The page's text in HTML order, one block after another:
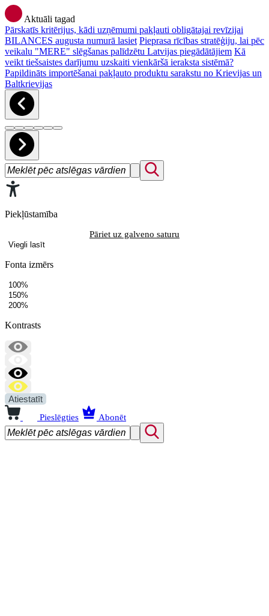
Aktuāli tagad
Pārskatīs kritērijus, kādi uzņēmumi pakļauti obligātajai revīzijai
BILANCES augusta numurā lasiet Pieprasa rīcības stratēģiju, lai pēc
veikalu "MERE" slēgšanas palīdzētu Latvijas piegādātājiem Kā
veikt tiešsaistes darījumu uzskaiti vienkāršā ieraksta sistēmā?
Papildināts importēšanai pakļauto produktu sarakstu no Krievijas un
Baltkrievijas
Piekļūstamība
Pāriet uz galveno saturu
Viegli lasīt
Fonta izmērs
100%
150%
200%
Kontrasts
Atiestatīt
Pieslēgties Abonēt